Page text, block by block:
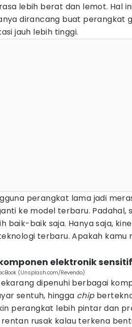
lebih berat dan lemot. Hal
dirancang buat perangkat
jauh lebih tinggi.
perangkat lama jadi
ke model terbaru. Padahal,
baik-baik saja. Hanya saja,
terbaru. Apakah kamu
elektronik sensitif
(Unsplash.com/Revendo)
dipenuhi berbagai
sentuh, hingga chip
perangkat lebih pintar dan
rusak kalau terkena